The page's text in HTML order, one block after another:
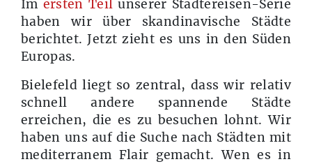
Im ersten Teil unserer Städtereisen-Serie
haben wir über skandinavische Städte
berichtet. Jetzt zieht es uns in den Süden
Europas.
Bielefeld liegt so zentral, dass wir relativ
schnell andere spannende Städte
erreichen, die es zu besuchen lohnt. Wir
haben uns auf die Suche nach Städten mit
mediterranem Flair gemacht. Wen es in